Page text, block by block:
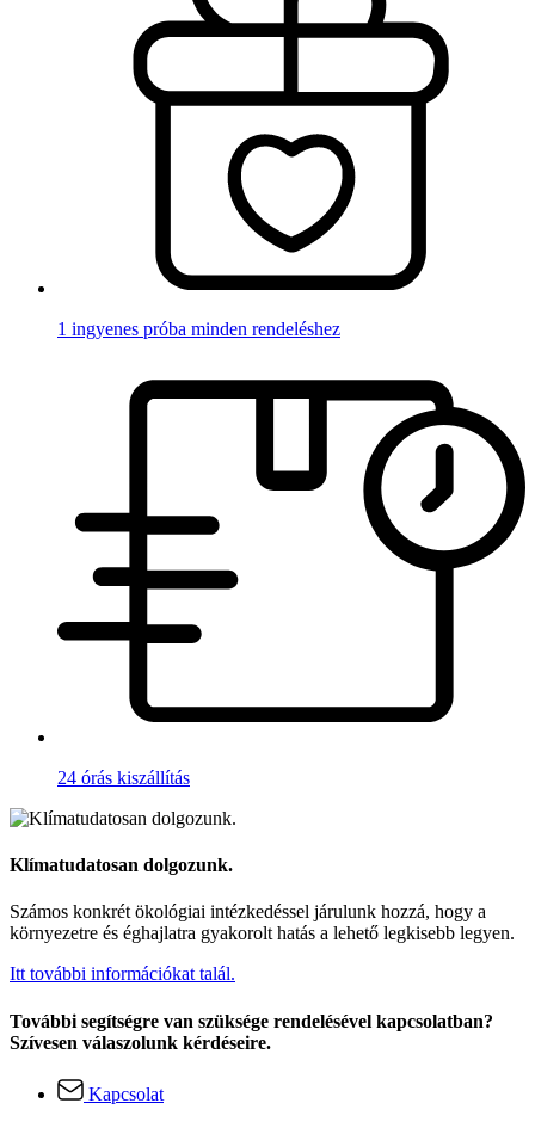
1 ingyenes próba minden rendeléshez
24 órás kiszállítás
Klímatudatosan dolgozunk.
Számos konkrét ökológiai intézkedéssel járulunk hozzá, hogy a
környezetre és éghajlatra gyakorolt hatás a lehető legkisebb legyen.
Itt további információkat talál.
További segítségre van szüksége rendelésével kapcsolatban?
Szívesen válaszolunk kérdéseire.
Kapcsolat